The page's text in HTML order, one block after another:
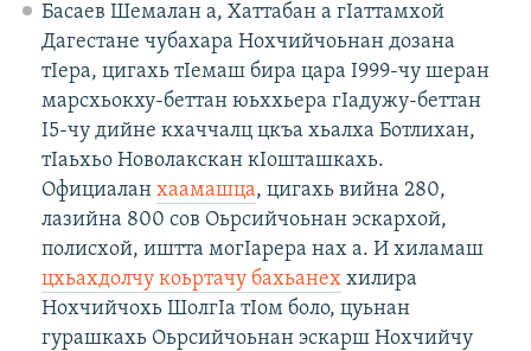
Басаев Шемалан а, Хаттабан а гIаттамхой
Дагестане чубахара Нохчийчоьнан дозана
тIера, цигахь тIемаш бира цара I999-чу шеран
марсхьокху-беттан юьххьера гIадужу-беттан
I5-чу дийне кхаччалц цкъа хьалха Ботлихан,
тIаьхьо Новолакскан кIошташкахь.
Официалан хаамашца, цигахь вийна 280,
лазийна 800 сов Оьрсийчоьнан эскархой,
полисхой, иштта могIарера нах а. И хиламаш
цхьахдолчу коьртачу бахьанеххилира
Нохчийчохь ШолгIа тIом боло, цуьнан
гурашкахь Оьрсийчоьнан эскарш Нохчийчу